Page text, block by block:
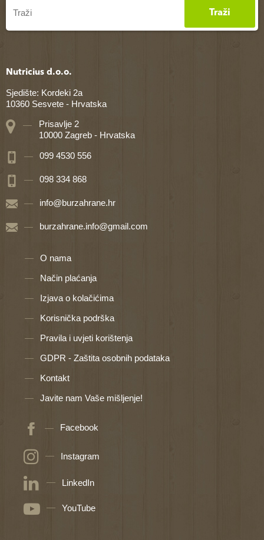
Traži
Nutricius d.o.o.
Sjedište: Kordeki 2a
10360 Sesvete - Hrvatska
Prisavlje 2
10000 Zagreb - Hrvatska
099 4530 556
098 334 868
info@burzahrane.hr
burzahrane.info@gmail.com
O nama
Način plaćanja
Izjava o kolačićima
Korisnička podrška
Pravila i uvjeti korištenja
GDPR - Zaštita osobnih podataka
Kontakt
Javite nam Vaše mišljenje!
Facebook
Instagram
LinkedIn
YouTube